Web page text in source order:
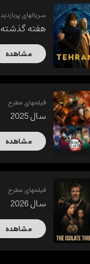
سریالهای پربازدید
هفته گذشته
مشاهده
فیلمهای مطرح
سال 2025
مشاهده
فیلمهای مطرح
سال 2026
مشاهده